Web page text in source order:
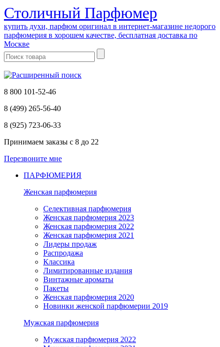
Cтоличный Парфюмер
купить духи, парфюм оригинал в интернет-магазине недорого
парфюмерия в хорошем качестве, бесплатная доставка по
Москве
8 800 101-52-46
8 (499) 265-56-40
8 (925) 723-06-33
Принимаем заказы с 8 до 22
Перезвоните мне
ПАРФЮМЕРИЯ
Женская парфюмерия
Селективная парфюмерия
Женская парфюмерия 2023
Женская парфюмерия 2022
Женская парфюмерия 2021
Лидеры продаж
Распродажа
Классика
Лимитированные издания
Винтажные ароматы
Пакеты
Женская парфюмерия 2020
Новинки женской парфюмерии 2019
Мужская парфюмерия
Мужская парфюмерия 2022